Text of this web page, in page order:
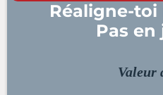
Réaligne-
Pas en
Valeur